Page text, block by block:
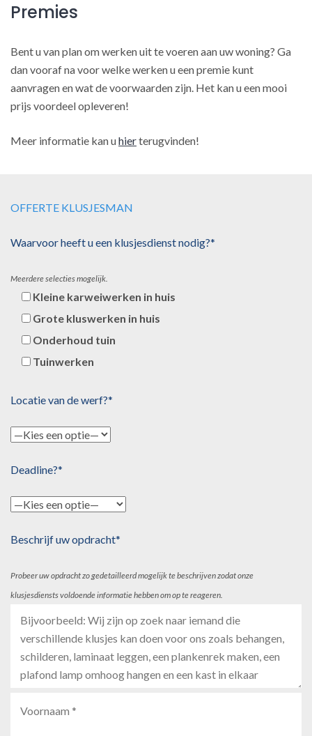
Premies
Bent u van plan om werken uit te voeren aan uw woning? Ga
dan vooraf na voor welke werken u een premie kunt
aanvragen en wat de voorwaarden zijn. Het kan u een mooi
prijs voordeel opleveren!
Meer informatie kan uhierterugvinden!
OFFERTE KLUSJESMAN
Waarvoor heeft u een klusjesdienst nodig?*
Meerdere selecties mogelijk.
Kleine karweiwerken in huis
Grote kluswerken in huis
Onderhoud tuin
Tuinwerken
Locatie van de werf?*
Deadline?*
Beschrijf uw opdracht*
Probeer uw opdracht zo gedetailleerd mogelijk te beschrijven zodat onze
klusjesdiensts voldoende informatie hebben om op te reageren.